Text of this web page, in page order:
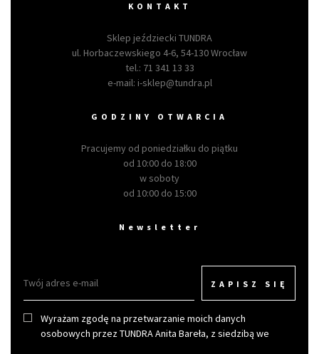
KONTAKT
Sklep jeździecki TUNDRA
ul. Horbaczewskiego 4-6, 54-130 Wrocław
tel.: 71 341 13 33
e-mail: i-sklep@tundra.pl
GODZINY OTWARCIA
Pracujemy od poniedziałku do piątku
od 10:00 do 18:00
w soboty
od 10:00 do 15:00
Newsletter
ZAPISZ SIĘ
Wyrażam zgodę na przetwarzanie moich danych
osobowych przez TUNDRA Anita Bareła, z siedzibą we